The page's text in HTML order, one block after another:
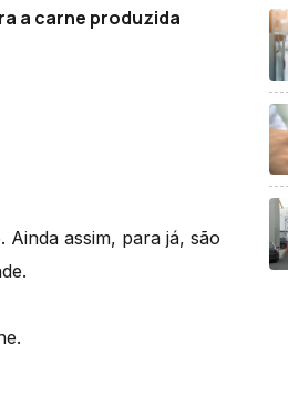
a carne produzida
assim, para já, são